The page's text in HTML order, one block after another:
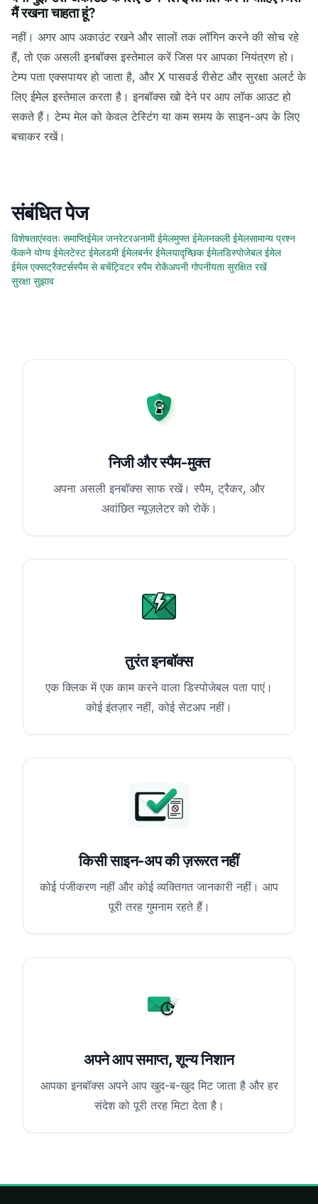
मैं रखना चाहता हूं?
नहीं। अगर आप अकाउंट रखने और सालों तक लॉगिन करने की सोच रहे
हैं, तो एक असली इनबॉक्स इस्तेमाल करें जिस पर आपका नियंत्रण हो।
टेम्प पता एक्सपायर हो जाता है, और X पासवर्ड रीसेट और सुरक्षा अलर्ट के
लिए ईमेल इस्तेमाल करता है। इनबॉक्स खो देने पर आप लॉक आउट हो
सकते हैं। टेम्प मेल को केवल टेस्टिंग या कम समय के साइन-अप के लिए
बचाकर रखें।
संबंधित पेज
विशेषताएंस्वतः समाप्तिईमेल जनरेटरअनामी ईमेलमुफ्त ईमेलनकली ईमेलसामान्य प्रश्न
फेंकने योग्य ईमेलटेस्ट ईमेलडमी ईमेलबर्नर ईमेलयादृच्छिक ईमेलडिस्पोजेबल ईमेल
ईमेल एक्सट्रैक्टर्सस्पैम से बचेंट्विटर स्पैम रोकेंअपनी गोपनीयता सुरक्षित रखें
सुरक्षा सुझाव
निजी और स्पैम-मुक्त
अपना असली इनबॉक्स साफ रखें। स्पैम, ट्रैकर, और
अवांछित न्यूज़लेटर को रोकें।
तुरंत इनबॉक्स
एक क्लिक में एक काम करने वाला डिस्पोजेबल पता पाएं।
कोई इंतज़ार नहीं, कोई सेटअप नहीं।
किसी साइन-अप की ज़रूरत नहीं
कोई पंजीकरण नहीं और कोई व्यक्तिगत जानकारी नहीं। आप
पूरी तरह गुमनाम रहते हैं।
अपने आप समाप्त, शून्य निशान
आपका इनबॉक्स अपने आप खुद-ब-खुद मिट जाता है और हर
संदेश को पूरी तरह मिटा देता है।